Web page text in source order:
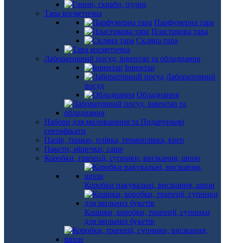
Тара косметична
Парфумерна тара
Пластикова тара
Скляна тара
Лабораторний посуд, інвентар та обладнання
Інвентар
Лабораторний
посуд
Обладнання
Набори для миловаріння та Подарункові
сертифікати
Папір, тишью, плівка, термоплівка, креп
Пакети, мішечки, саше
Коробки, трапеції, супники, висікання, шпон
Коробки пакувальні, висікання, шпон
Кошики, коробки, трапеції, супники
для мильних букетів